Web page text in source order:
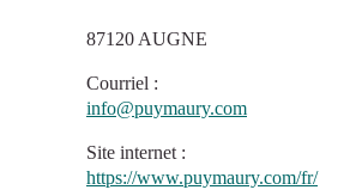
87120 AUGNE
Courriel :
info@puymaury.com
Site internet :
https://www.puymaury.com/fr/